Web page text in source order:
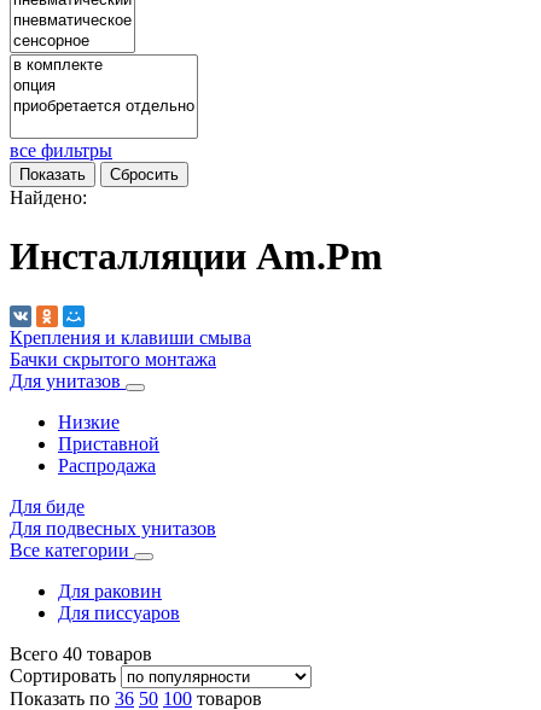
все фильтры
Найдено:
Инсталляции Am.Pm
Крепления и клавиши смыва
Бачки скрытого монтажа
Для унитазов
Низкие
Приставной
Распродажа
Для биде
Для подвесных унитазов
Все категории
Для раковин
Для писсуаров
Всего 40 товаров
Сортировать
Показать по 36 50 100 товаров